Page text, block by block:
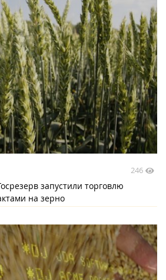
246
запустили торговлю
на зерно